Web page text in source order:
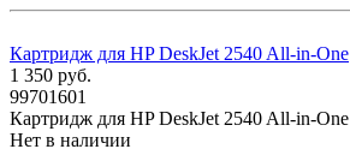
Картридж для HP DeskJet 2540 All-in-One
1 350 руб.
99701601
Картридж для HP DeskJet 2540 All-in-One
Нет в наличии